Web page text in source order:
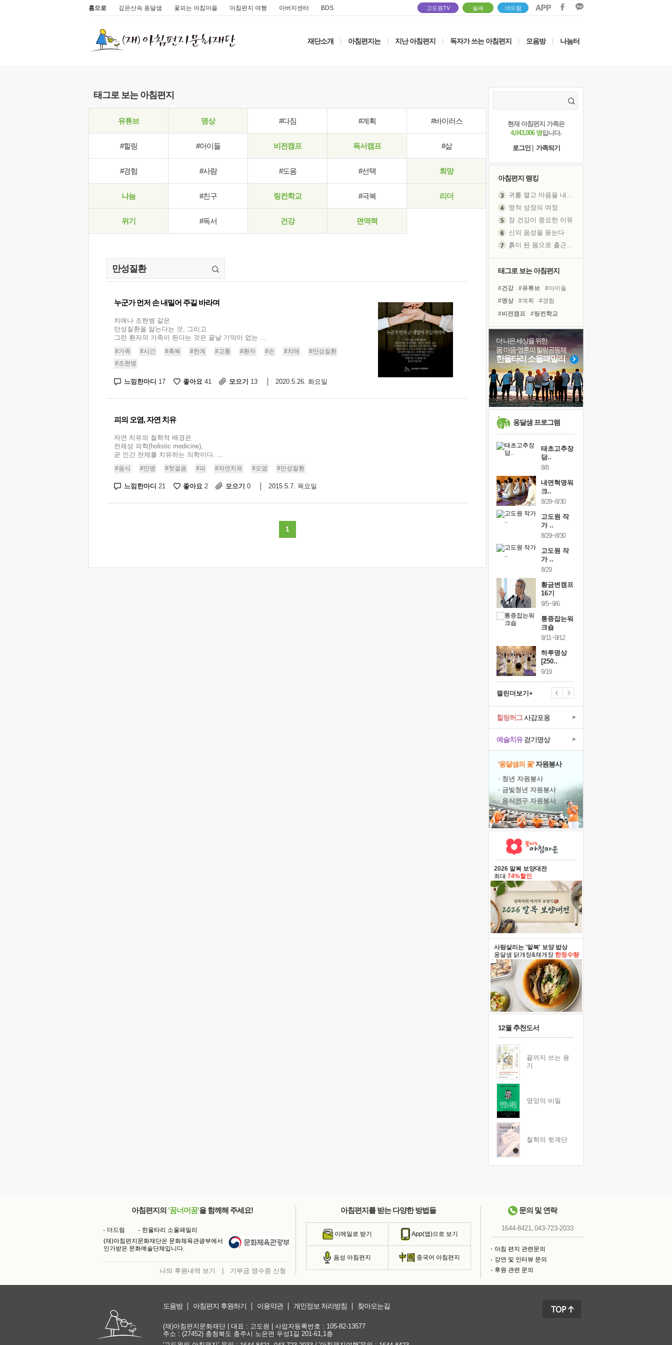
홈으로 깊은산속 옹달샘 꽃피는 아침마을 아침편지 여행 아버지센터 BDS 고도원TV 솔패 더드림
재단소개 아침편지는 지난 아침편지 독자가 쓰는 아침편지 모음방 나눔터
태그로 보는 아침편지
유튜브 명상 #다짐 #계획 #바이러스
#힐링 #아이들 비전캠프 독서캠프 #삶
#경험 #사람 #도움 #선택 희망
나눔 #친구 링컨학교 #극복 리더
위기 #독서 건강 면역력
누군가 먼저 손 내밀어 주길 바라며
치매나 조현병 같은
만성질환을 앓는다는 것, 그리고
그런 환자의 가족이 된다는 것은 끝날 기약이 없는 ...
#가족 #시간 #축복 #한계 #고통 #환자 #손 #치매
#만성질환
#조현병
느낌한마디 17 좋아요 41 모으기 13 2020.5.26. 화요일
피의 오염, 자연 치유
자연 치유의 철학적 배경은
전체성 의학(holistic medicine),
곧 인간 전체를 치유하는 의학이다. ...
#음식 #만병 #첫걸음 #피 #자연치유 #오염 #만성질환
느낌한마디 21 좋아요 2 모으기 0 2015.5.7. 목요일
1
현재 아침편지 가족은
4,043,006 명입니다.
로그인
가족되기
아침편지 랭킹
귀를 열고 마음을 내어주고
영적 성장의 여정
장 건강이 중요한 이유
신의 음성을 듣는다
흙이 된 몸으로 출근하는 여자
졸업식 사진을 보며
아픈 아버지를 위한 공간 설계
극심한 변비, 어깨결림, 수면 장애
보고 싶은 어머니
유년 시절의 부산 영도 바다
못된 꼰대들
거울 속의 나
희망이란
'모른다'는 것
태그로 보는 아침편지
#건강 #유튜브
#아이들
#명상
#계획
#경험
#비전캠프
#링컨학교
#리더
#위기
#힐링
#극복
#바이러스
#독서
#희망
#도움 #삶
#다짐
#사람
#독서캠프 #친구
더 나은 세상을 위한
몸·마음·영혼의 힐링공동체
한울타리 소울패밀리
옹달샘 프로그램
10/9~10/10
10/30~10/31
태초고추장
담..
8/8
내면혁명워
크..
8/29~8/30
고도원 작
가 ..
8/29~8/30
고도원 작
가 ..
8/29
황금변캠프
16기
9/5~9/6
통증잡는워
크숍
9/11~9/12
하루명상
[250..
9/19
캘린더보기+
예술치유걷기명상 >
힐링허그사감포옹 >
'옹달샘의 꽃'자원봉사
· 청년 자원봉사
· 금빛청년 자원봉사
· 음식연구 자원봉사
2026 말복 보양대전
최대 74%할인
사람살리는 '말복' 보양 밥상
옹달샘 닭개장&채개장 한정수량
12월 추천도서
끝까지 쓰는 용
기
영양의 비밀
철학의 뒷계단
아침편지의 '꿈너머꿈'을 함께해 주세요!
더드림
한울타리 소울패밀리
(재)아침편지문화재단은 문화체육관광부에서
인가받은 문화예술단체입니다.
나의 후원내역 보기 기부금 영수증 신청
아침편지를 받는 다양한 방법들
이메일로 받기 App(앱)으로 보기
음성 아침편지 중국어 아침편지
문의 및 연락
1644-8421, 043-723-2033
아침 편지 관련문의
강연 및 인터뷰 문의
후원 관련 문의
도움방 아침편지 후원하기 이용약관 개인정보 처리방침 찾아오는길
(재)아침편지문화재단 | 대표 : 고도원 | 사업자등록번호 : 105-82-13577
주소 : (27452) 충청북도 충주시 노은면 우성1길 201-61,1층